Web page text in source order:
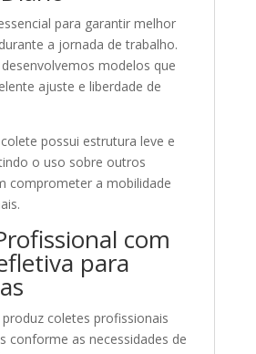
para garantir melhor
a jornada de trabalho.
modelos que
ajuste e liberdade de
possui estrutura leve e
o uso sobre outros
comprometer a mobilidade
com
para
coletes profissionais
conforme as necessidades de